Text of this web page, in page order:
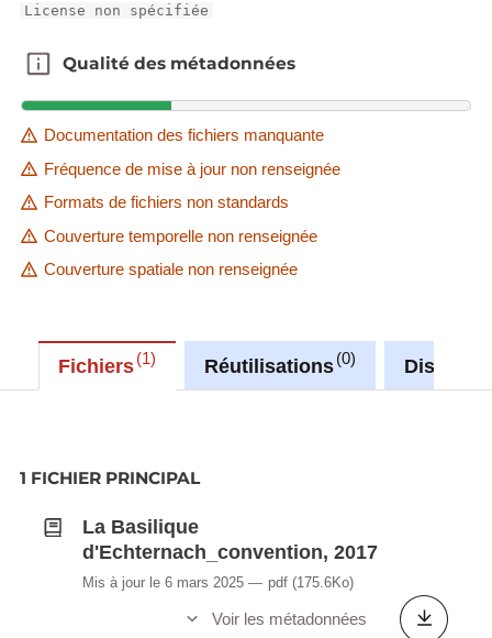
License non spécifiée
Qualité des métadonnées
Qualité des métadonnées
Documentation des fichiers manquante
Fréquence de mise à jour non renseignée
Formats de fichiers non standards
Couverture temporelle non renseignée
Couverture spatiale non renseignée
Fichiers 1 Réutilisations 0
1 FICHIER PRINCIPAL
La Basilique
d'Echternach_convention, 2017
Mis à jour le 6 mars 2025 pdf (175.6Ko)
Voir les métadonnées